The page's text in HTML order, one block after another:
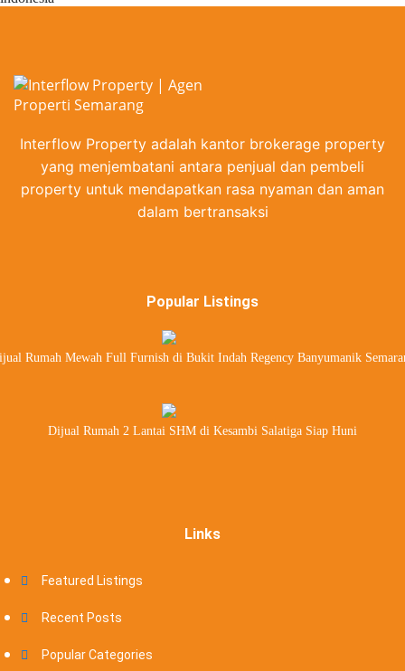
Interflow Property adalah kantor brokerage property
yang menjembatani antara penjual dan pembeli
property untuk mendapatkan rasa nyaman dan aman
dalam bertransaksi
Popular Listings
Rumah Mewah Full Furnish di Bukit Indah Regency Banyumanik
Dijual Rumah 2 Lantai SHM di Kesambi Salatiga Siap Huni
Links
Featured Listings
Recent Posts
Popular Categories